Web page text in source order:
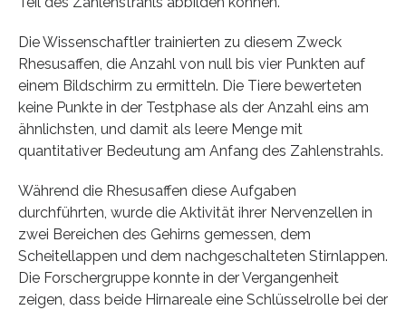
Die Wissenschaftler trainierten zu diesem Zweck
Rhesusaffen, die Anzahl von null bis vier Punkten auf
einem Bildschirm zu ermitteln. Die Tiere bewerteten
keine Punkte in der Testphase als der Anzahl eins am
ähnlichsten, und damit als leere Menge mit
quantitativer Bedeutung am Anfang des Zahlenstrahls.
Während die Rhesusaffen diese Aufgaben
durchführten, wurde die Aktivität ihrer Nervenzellen in
zwei Bereichen des Gehirns gemessen, dem
Scheitellappen und dem nachgeschalteten Stirnlappen.
Die Forschergruppe konnte in der Vergangenheit
zeigen, dass beide Hirnareale eine Schlüsselrolle bei der